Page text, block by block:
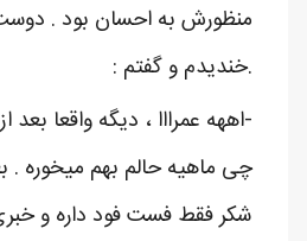
منظورش به احسان بود .
.خندیدم و گفتم :
-اههه عمرااا ، دیگه واقعا
چی ماهیه حالم بهم میخوره .
شکر فقط فست فود داره و